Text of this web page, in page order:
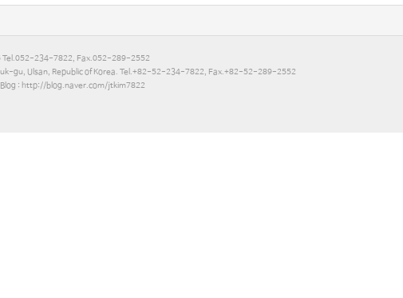
56 Tel.052-234-7822, Fax.052-289-2552
gu, Ulsan, Republic of Korea. Tel.+82-52-234-7822, Fax.+82-52-289-2552
: http://blog.naver.com/jtkim7822